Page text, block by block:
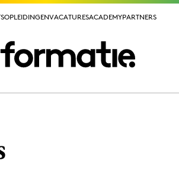
OPLEIDINGENVACATURESACADEMYPARTNERS
OPLEIDINGENVACATURESACADEMYPARTNERS